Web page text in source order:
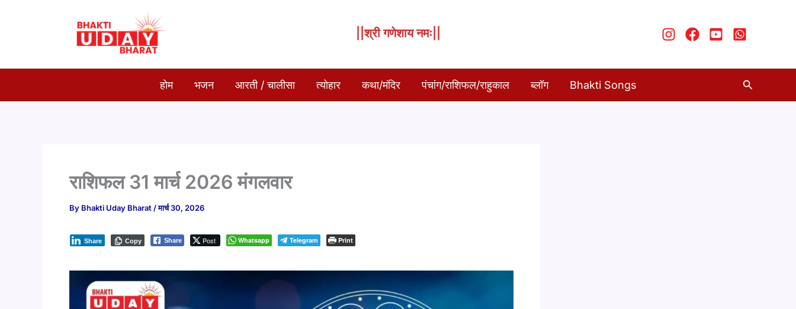
||श्री गणेशाय नमः||
होम भजन आरती / चालीसा त्योहार कथा/मंदिर पंचांग/राशिफल/राहुकाल ब्लॉग Bhakti Songs Search
राशिफल 31 मार्च 2026 मंगलवार
By Bhakti Uday Bharat /मार्च 30, 2026
Share Post
Share Whatsapp Telegram
Copy Print